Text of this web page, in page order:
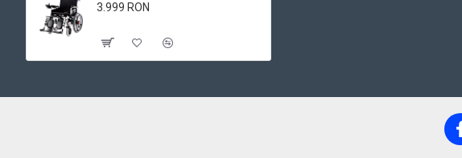
Numar acumulatori
Durata incarcare (h)
Putere motor W 2 x 250 W
3.999 RON